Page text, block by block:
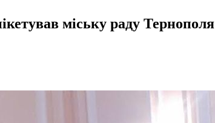
міську раду Тернополя